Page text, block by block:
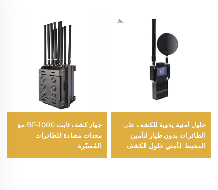
حلول أمنية يدوية للكشف على
الطائرات بدون طيار لتأمين
المحيط الأمني حلول الكشف
جهاز كشف ثابت BF-1000 مع
معدات مضادة للطائرات
المُسيّرة